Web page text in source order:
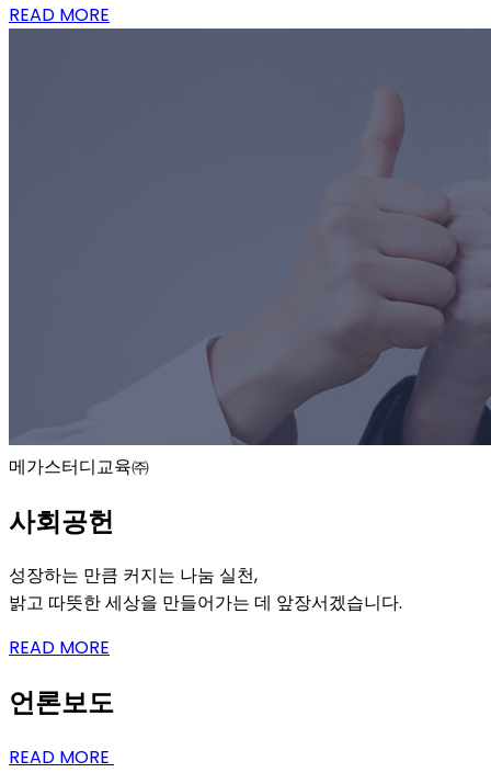
READ MORE
메가스터디교육㈜
사회공헌
성장하는 만큼 커지는 나눔 실천,
밝고 따뜻한 세상을 만들어가는 데 앞장서겠습니다.
READ MORE
언론보도
READ MORE